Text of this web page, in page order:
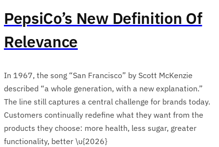
PepsiCo’s New Definition Of
Relevance
In 1967, the song “San Francisco” by Scott McKenzie
described “a whole generation, with a new explanation.”
The line still captures a central challenge for brands today.
Customers continually redefine what they want from the
products they choose: more health, less sugar, greater
functionality, better \u{2026}